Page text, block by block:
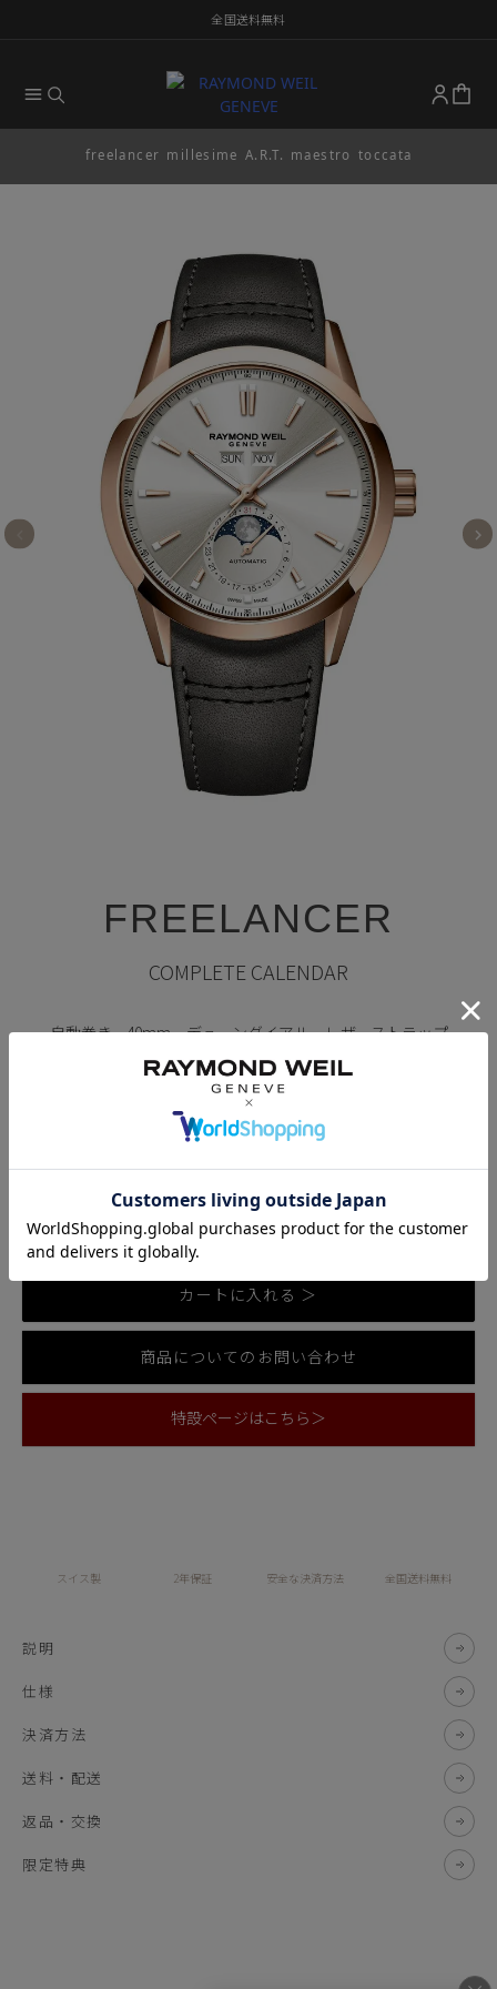
全国送料無料
freelancer millesime A.R.T. maestro toccata
FREELANCER
COMPLETE CALENDAR
自動巻き、40mm、デューンダイアル、レザーストラップ
2766-PC5-64001
¥693,000税込
発送目安：2営業日以内に発送
お気に入りに登録する
カートに入れる ＞
商品についてのお問い合わせ
特設ページはこちら＞
スイス製 2年保証 安全な決済方法 全国送料無料
説明
仕様
決済方法
送料・配送
返品・交換
限定特典